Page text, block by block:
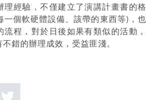
經驗，不僅建立了演講計畫書的格
個軟硬體設備、該帶的東西等)，也
程，對於日後如果有類似的活動，
錯的辦理成效，受益匪淺。